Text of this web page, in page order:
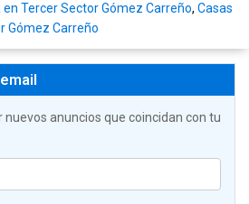
Tercer Sector Gómez Carreño, Casas
Gómez Carreño
nuevos anuncios que coincidan con tu